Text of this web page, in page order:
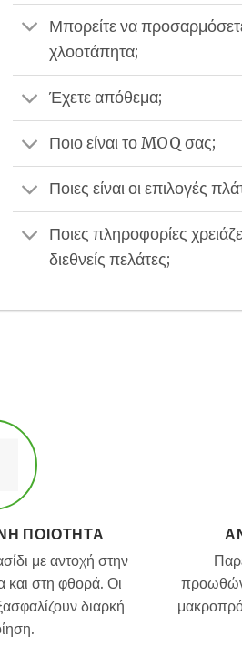
Μπορείτε να
χλοοτάπητα;
Έχετε απόθεμα;
Ποιο είναι το MOQ σας;
Ποιες είναι οι επιλογές
Ποιες πληροφορίες
διεθνείς πελάτες;
ΠΟΙΌΤΗΤΑ
με αντοχή στην
και στη φθορά. Οι
διαρκή